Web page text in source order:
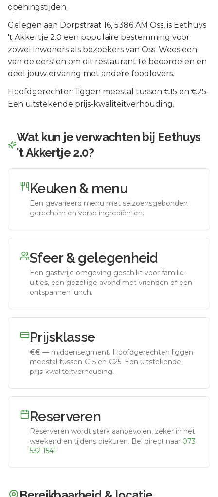
openingstijden.
Gelegen aan Dorpstraat 16, 5386 AM Oss, is Eethuys
't Akkertje 2.0 een populaire bestemming voor
zowel inwoners als bezoekers van Oss. Wees een
van de eersten om dit restaurant te beoordelen en
deel jouw ervaring met andere foodlovers.
Hoofdgerechten liggen meestal tussen €15 en €25.
Een uitstekende prijs-kwaliteitverhouding.
Wat kun je verwachten bij Eethuys
't Akkertje 2.0?
Keuken & menu
Een gevarieerd menu met seizoensgebonden
gerechten en verse ingrediënten.
Sfeer & gelegenheid
Een gastvrije omgeving geschikt voor familie-
uitjes, een gezellige avond met vrienden of een
ontspannen lunch.
Prijsklasse
€€ — middensegment. Hoofdgerechten liggen
meestal tussen €15 en €25. Een uitstekende
prijs-kwaliteitverhouding.
Reserveren
Reserveren wordt sterk aanbevolen, zeker in het
weekend en tijdens piekuren. Bel direct naar 073
532 1541.